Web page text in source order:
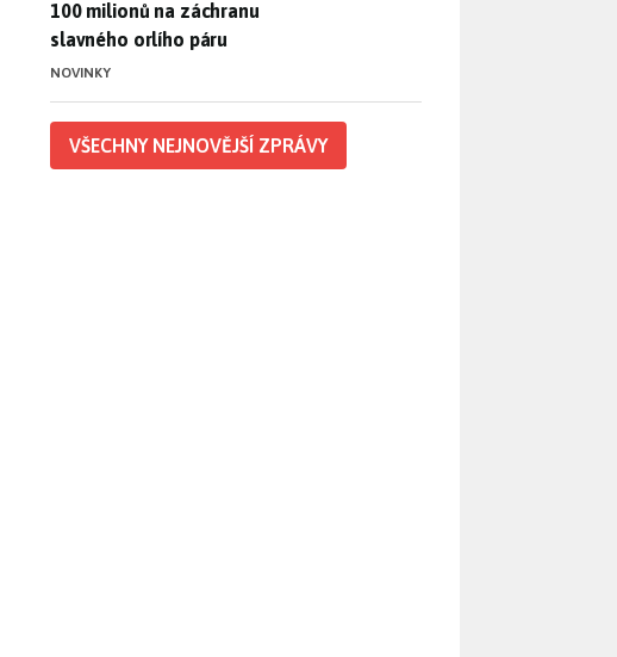
100 milionů na záchranu
slavného orlího páru
NOVINKY
VŠECHNY NEJNOVĚJŠÍ ZPRÁVY